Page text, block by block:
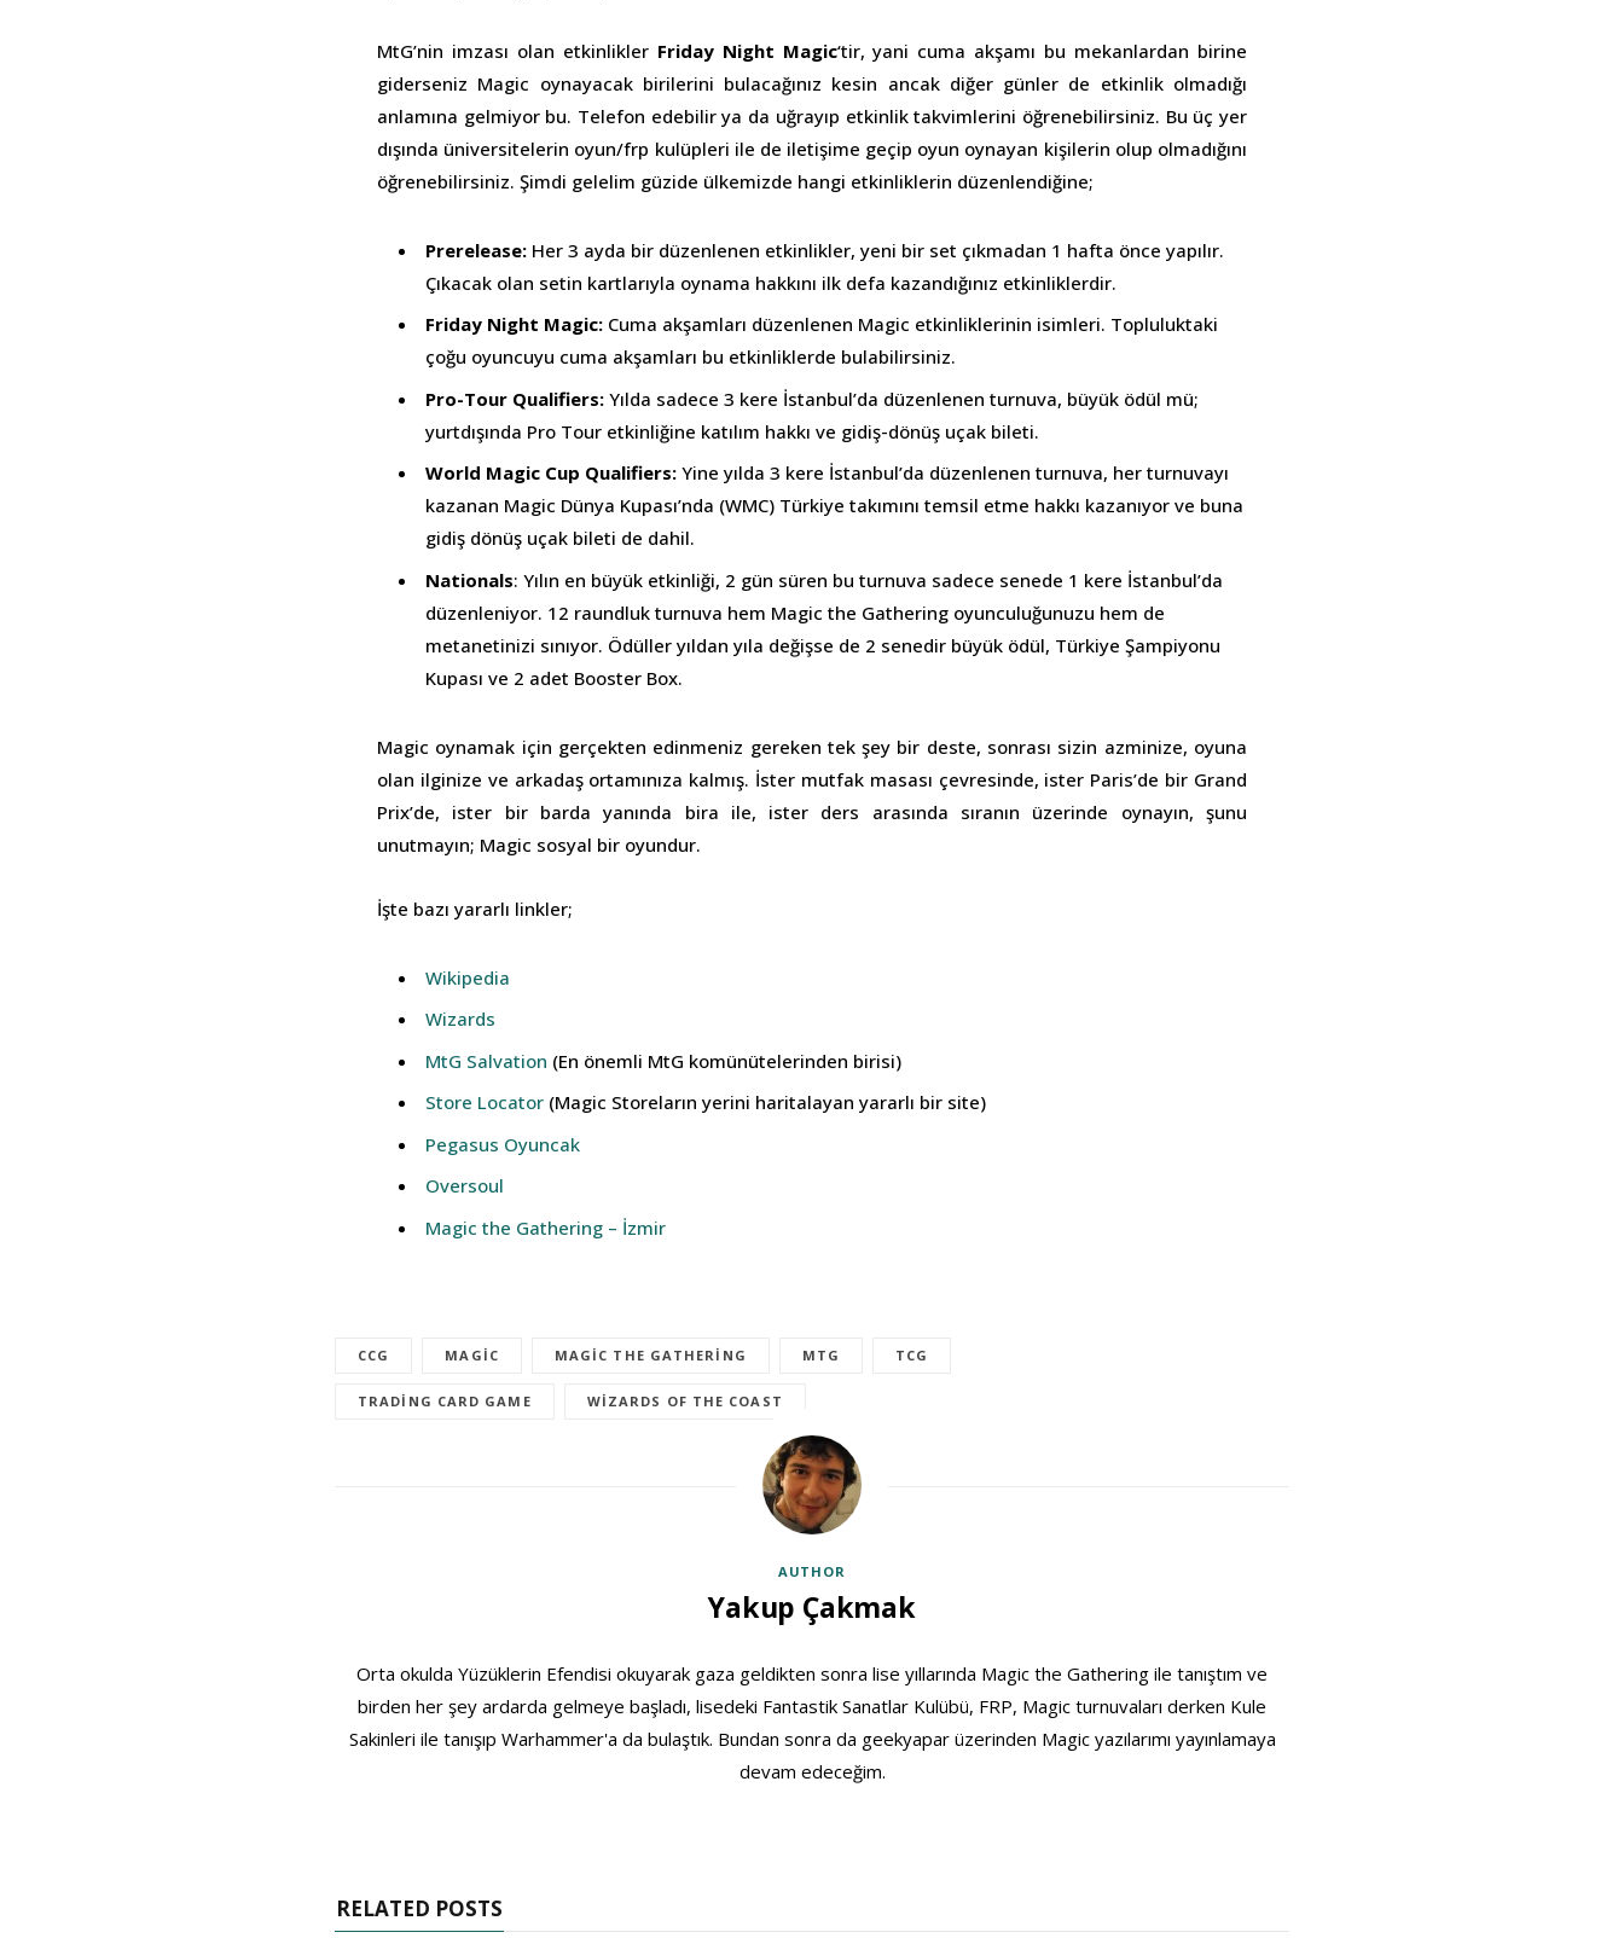
MtG’nin imzası olan etkinlikler Friday Night Magic‘tir, yani cuma akşamı bu mekanlardan birine
giderseniz Magic oynayacak birilerini bulacağınız kesin ancak diğer günler de etkinlik olmadığı
anlamına gelmiyor bu. Telefon edebilir ya da uğrayıp etkinlik takvimlerini öğrenebilirsiniz. Bu üç yer
dışında üniversitelerin oyun/frp kulüpleri ile de iletişime geçip oyun oynayan kişilerin olup olmadığını
öğrenebilirsiniz. Şimdi gelelim güzide ülkemizde hangi etkinliklerin düzenlendiğine;
Prerelease: Her 3 ayda bir düzenlenen etkinlikler, yeni bir set çıkmadan 1 hafta önce yapılır.
Çıkacak olan setin kartlarıyla oynama hakkını ilk defa kazandığınız etkinliklerdir.
Friday Night Magic: Cuma akşamları düzenlenen Magic etkinliklerinin isimleri. Topluluktaki
çoğu oyuncuyu cuma akşamları bu etkinliklerde bulabilirsiniz.
Pro-Tour Qualifiers: Yılda sadece 3 kere İstanbul’da düzenlenen turnuva, büyük ödül mü;
yurtdışında Pro Tour etkinliğine katılım hakkı ve gidiş-dönüş uçak bileti.
World Magic Cup Qualifiers: Yine yılda 3 kere İstanbul’da düzenlenen turnuva, her turnuvayı
kazanan Magic Dünya Kupası’nda (WMC) Türkiye takımını temsil etme hakkı kazanıyor ve buna
gidiş dönüş uçak bileti de dahil.
Nationals: Yılın en büyük etkinliği, 2 gün süren bu turnuva sadece senede 1 kere İstanbul’da
düzenleniyor. 12 raundluk turnuva hem Magic the Gathering oyunculuğunuzu hem de
metanetinizi sınıyor. Ödüller yıldan yıla değişse de 2 senedir büyük ödül, Türkiye Şampiyonu
Kupası ve 2 adet Booster Box.
Magic oynamak için gerçekten edinmeniz gereken tek şey bir deste, sonrası sizin azminize, oyuna
olan ilginize ve arkadaş ortamınıza kalmış. İster mutfak masası çevresinde, ister Paris’de bir Grand
Prix’de, ister bir barda yanında bira ile, ister ders arasında sıranın üzerinde oynayın, şunu
unutmayın; Magic sosyal bir oyundur.
İşte bazı yararlı linkler;
Wikipedia
Wizards
MtG Salvation (En önemli MtG komünütelerinden birisi)
Store Locator (Magic Storeların yerini haritalayan yararlı bir site)
Pegasus Oyuncak
Oversoul
Magic the Gathering – İzmir
CCG MAGIC MAGIC THE GATHERING MTG TCG
TRADING CARD GAME WIZARDS OF THE COAST
AUTHOR
Yakup Çakmak
Orta okulda Yüzüklerin Efendisi okuyarak gaza geldikten sonra lise yıllarında Magic the Gathering ile tanıştım ve
birden her şey ardarda gelmeye başladı, lisedeki Fantastik Sanatlar Kulübü, FRP, Magic turnuvaları derken Kule
Sakinleri ile tanışıp Warhammer'a da bulaştık. Bundan sonra da geekyapar üzerinden Magic yazılarımı yayınlamaya
devam edeceğim.
RELATED POSTS